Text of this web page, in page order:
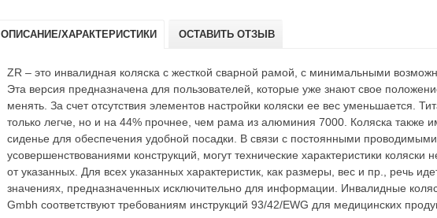
ОПИСАНИЕ/ХАРАКТЕРИСТИКИ ОСТАВИТЬ ОТЗЫВ
ZR – это инвалидная коляска с жесткой сварной рамой, с минимальными
Эта версия предназначена для пользователей, которые уже знают свое
менять. За счет отсутствия элементов настройки коляски ее вес уменьшается.
только легче, но и на 44% прочнее, чем рама из алюминия 7000. Коляска также
сиденье для обеспечения удобной посадки. В связи с постоянными проводимыми
усовершенствованиями конструкций, могут технические характеристики коляски
от указанных. Для всех указанных характеристик, как размеры, вес и пр., речь
значениях, предназначенных исключительно для информации. Инвалидные
Gmbh соответствуют требованиям инструкций 93/42/EWG для медицинских